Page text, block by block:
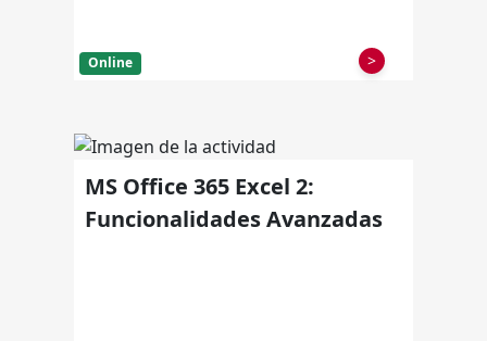
Online >
MS Office 365 Excel 2:
Funcionalidades Avanzadas